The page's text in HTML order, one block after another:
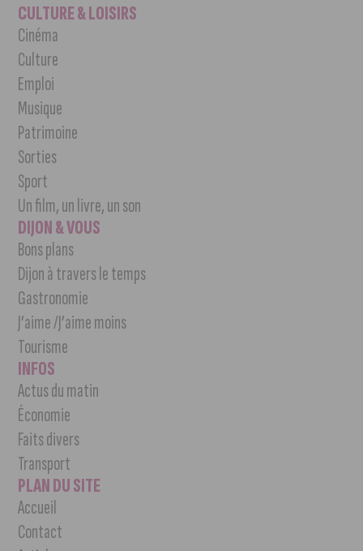
CULTURE & LOISIRS
Cinéma
Culture
Emploi
Musique
Patrimoine
Sorties
Sport
Un film, un livre, un son
DIJON & VOUS
Bons plans
Dijon à travers le temps
Gastronomie
J’aime /J’aime moins
Tourisme
INFOS
Actus du matin
Économie
Faits divers
Transport
PLAN DU SITE
Accueil
Contact